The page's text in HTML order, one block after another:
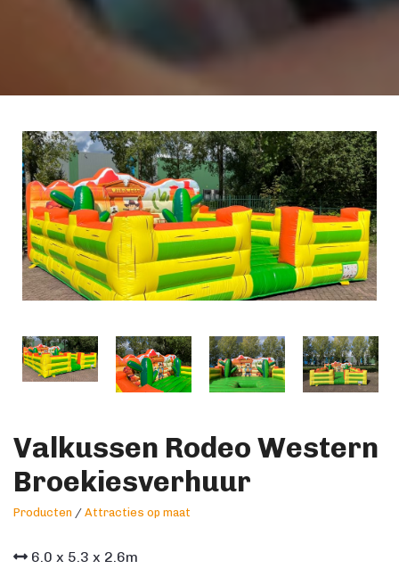
Valkussen Rodeo Western
Broekiesverhuur
Producten / Attracties op maat
6.0 x 5.3 x 2.6m